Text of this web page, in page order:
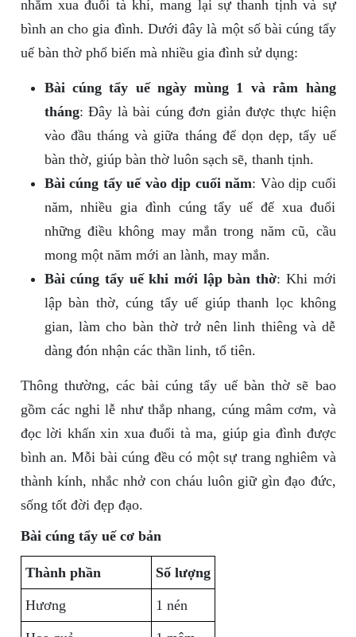
nhằm xua đuổi tà khí, mang lại sự thanh tịnh và sự
bình an cho gia đình. Dưới đây là một số bài cúng tẩy
uế bàn thờ phổ biến mà nhiều gia đình sử dụng:
Bài cúng tẩy uế ngày mùng 1 và rằm hàng
tháng: Đây là bài cúng đơn giản được thực hiện
vào đầu tháng và giữa tháng để dọn dẹp, tẩy uế
bàn thờ, giúp bàn thờ luôn sạch sẽ, thanh tịnh.
Bài cúng tẩy uế vào dịp cuối năm: Vào dịp cuối
năm, nhiều gia đình cúng tẩy uế để xua đuổi
những điều không may mắn trong năm cũ, cầu
mong một năm mới an lành, may mắn.
Bài cúng tẩy uế khi mới lập bàn thờ: Khi mới
lập bàn thờ, cúng tẩy uế giúp thanh lọc không
gian, làm cho bàn thờ trở nên linh thiêng và dễ
dàng đón nhận các thần linh, tổ tiên.
Thông thường, các bài cúng tẩy uế bàn thờ sẽ bao
gồm các nghi lễ như thắp nhang, cúng mâm cơm, và
đọc lời khấn xin xua đuổi tà ma, giúp gia đình được
bình an. Mỗi bài cúng đều có một sự trang nghiêm và
thành kính, nhắc nhở con cháu luôn giữ gìn đạo đức,
sống tốt đời đẹp đạo.
Bài cúng tẩy uế cơ bản
Thành phần Số lượng
Hương 1 nén